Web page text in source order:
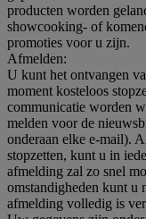
producten worden
showcooking- of
promoties voor u zijn.
Afmelden:
U kunt het ontvangen
moment kosteloos
communicatie worden
melden voor de
onderaan elke e-mail).
stopzetten, kunt u in
afmelding zal zo snel
omstandigheden kunt u
afmelding volledig is